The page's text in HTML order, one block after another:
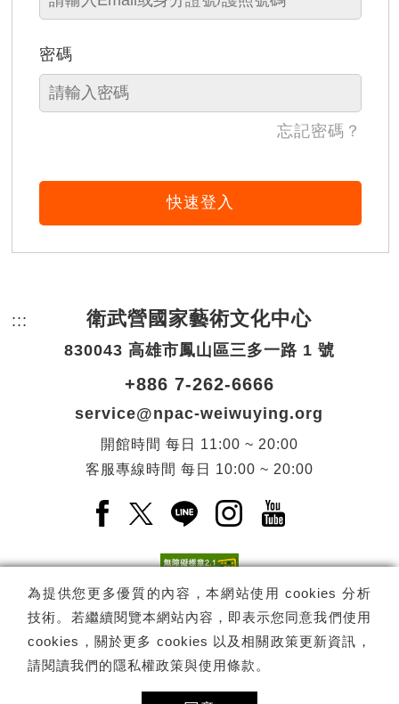
密碼
忘記密碼？
快速登入
為提供您更多優質的內容，本網站使用 cookies 分析
技術。若繼續閱覽本網站內容，即表示您同意我們使用
cookies，關於更多 cookies 以及相關政策更新資訊，
請閱讀我們的隱私權政策與使用條款 。
::: 頁尾網站資訊。
衛武營國家藝術文化中心
830043 高雄市鳳山區三多一路 1 號
+886 7-262-6666
service@npac-weiwuying.org
開館時間 每日
11:00 ~ 20:00
客服專線時間 每日 10:00 ~ 20:00
Facebook(另開新視窗)
X(另開新視窗)
LINE(另開新視窗)
Instagram(另開新視
YouTube(另開
電子報訂閱 訂閱
Copyright © 國家表演藝術中心 -衛武營國家藝術文化中心